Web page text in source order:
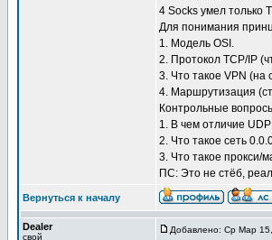
4 Socks умел только
Для понимания
1. Модель OSI.
2. Протокол TCP/IP
3. Что такое VPN (на
4. Маршрутизация
Контрольные
1. В чем отличие
2. Что такое сеть
3. Что такое прокси/
ПС: Это не стёб,
Вернуться к началу
Dealer
свой
Добавлено: Ср Мар